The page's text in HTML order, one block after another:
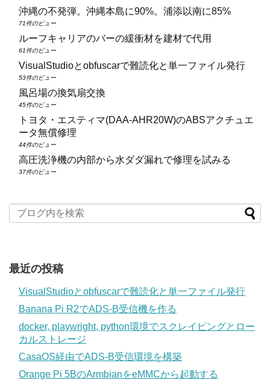
沖縄の不発弾。沖縄本島に90%。浦添以南に85%
71件のビュー
ルーフキャリアのバーの緩衝材を建材で代用
61件のビュー
VisualStudioとobfuscarで難読化と単一ファイル発行
53件のビュー
風呂場の換気扇交換
45件のビュー
トヨタ・エスティマ(DAA‑AHR20W)のABSアクチュエ
ータ無償修理
44件のビュー
高圧洗浄機の内部から水ダダ漏れで修理を試みる
37件のビュー
最近の投稿
VisualStudioとobfuscarで難読化と単一ファイル発行
Banana Pi R2でADS-B受信機を作る
docker, playwright, python環境でスクレイピングとロー
カルストレージ
CasaOS経由でADS-B受信環境を構築
Orange Pi 5BのArmbianをeMMCから起動する